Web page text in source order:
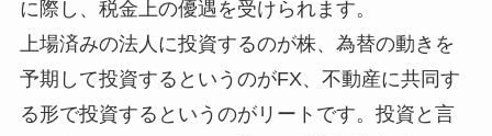
に際し、税金上の優遇を受けられます。
上場済みの法人に投資するのが株、為替の動きを
予期して投資するというのがFX、不動産に共同す
る形で投資するというのがリートです。投資と言